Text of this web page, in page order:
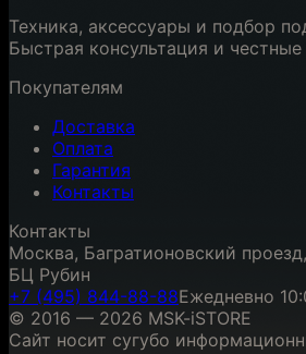
Техника, аксессуары и подбор
Быстрая консультация и честные
Покупателям
Доставка
Оплата
Гарантия
Контакты
Контакты
Москва, Багратионовский
БЦ Рубин
+7 (495) 844-88-88Ежедневно
© 2016 — 2026 MSK-iSTORE
Сайт носит сугубо